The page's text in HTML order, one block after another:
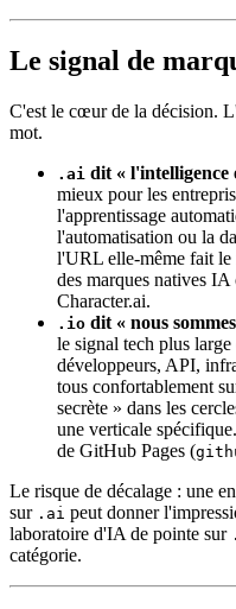
Le signal de
C'est le cœur de la décision.
mot.
.ai dit « l'intelligence
mieux pour les
l'apprentissage
l'automatisation ou la
l'URL elle-même fait le
des marques natives
Character.ai.
.io dit « nous
le signal tech plus
développeurs, API,
tous confortablement
secrète » dans les
une verticale
de GitHub Pages (
Le risque de décalage : une
sur .ai peut donner
laboratoire d'IA de pointe sur
catégorie.